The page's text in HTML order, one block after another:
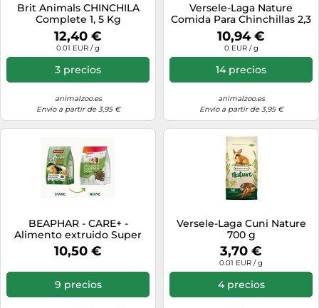
Brit Animals CHINCHILA
Complete 1, 5 Kg
12,40 €
0.01 EUR / g
3 precios
animalzoo.es
Envío a partir de 3,95 €
Versele-Laga Nature
Comida Para Chinchillas 2,3
Kg
10,94 €
0 EUR / g
14 precios
animalzoo.es
Envío a partir de 3,95 €
BEAPHAR - CARE+ -
Alimento extruido Super
Premium para conejillo de
indias - Contiene vitamina
azúcares añadidos - 1,5 kg,
paquete de 1 unidad
10,50 €
9 precios
Versele-Laga Cuni Nature
700 g
3,70 €
0.01 EUR / g
4 precios